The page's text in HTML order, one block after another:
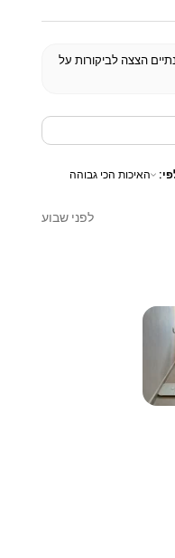
הצצה לביקורות על
לפני שבוע